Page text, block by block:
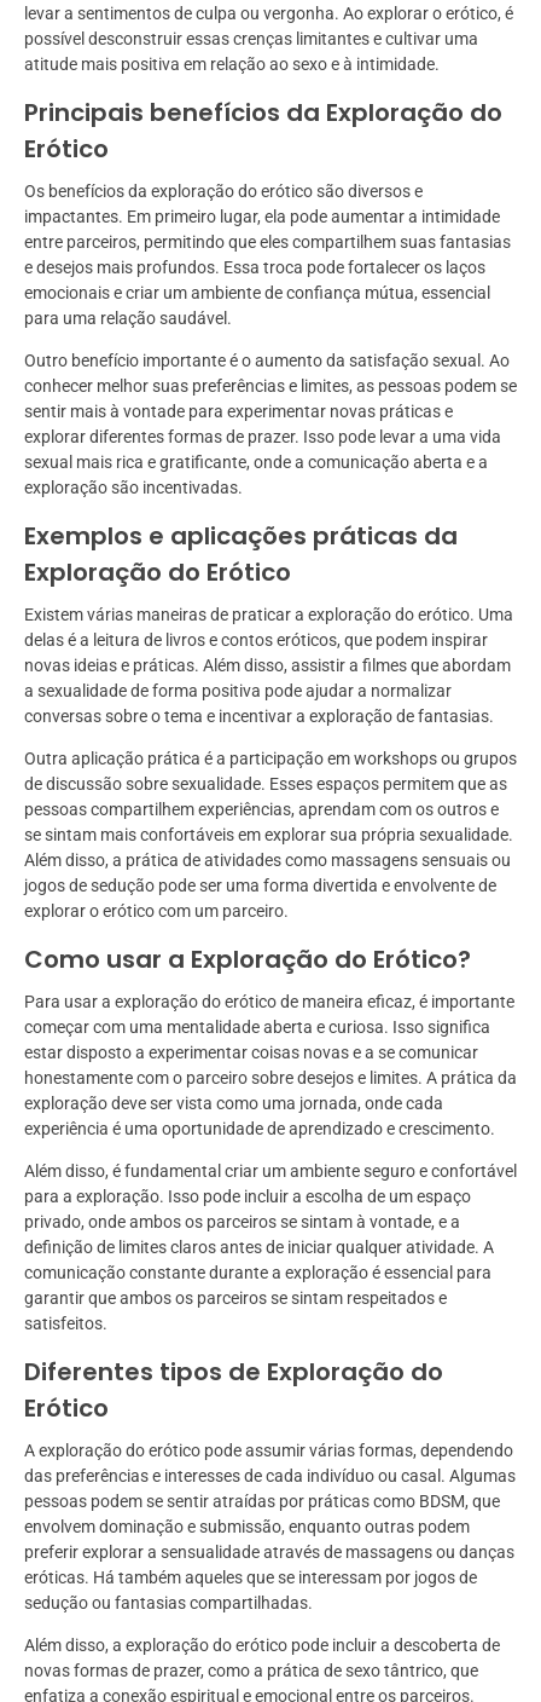
levar a sentimentos de culpa ou vergonha. Ao explorar o erótico, é
possível desconstruir essas crenças limitantes e cultivar uma
atitude mais positiva em relação ao sexo e à intimidade.
Principais benefícios da Exploração do
Erótico
Os benefícios da exploração do erótico são diversos e
impactantes. Em primeiro lugar, ela pode aumentar a intimidade
entre parceiros, permitindo que eles compartilhem suas fantasias
e desejos mais profundos. Essa troca pode fortalecer os laços
emocionais e criar um ambiente de confiança mútua, essencial
para uma relação saudável.
Outro benefício importante é o aumento da satisfação sexual. Ao
conhecer melhor suas preferências e limites, as pessoas podem se
sentir mais à vontade para experimentar novas práticas e
explorar diferentes formas de prazer. Isso pode levar a uma vida
sexual mais rica e gratificante, onde a comunicação aberta e a
exploração são incentivadas.
Exemplos e aplicações práticas da
Exploração do Erótico
Existem várias maneiras de praticar a exploração do erótico. Uma
delas é a leitura de livros e contos eróticos, que podem inspirar
novas ideias e práticas. Além disso, assistir a filmes que abordam
a sexualidade de forma positiva pode ajudar a normalizar
conversas sobre o tema e incentivar a exploração de fantasias.
Outra aplicação prática é a participação em workshops ou grupos
de discussão sobre sexualidade. Esses espaços permitem que as
pessoas compartilhem experiências, aprendam com os outros e
se sintam mais confortáveis em explorar sua própria sexualidade.
Além disso, a prática de atividades como massagens sensuais ou
jogos de sedução pode ser uma forma divertida e envolvente de
explorar o erótico com um parceiro.
Como usar a Exploração do Erótico?
Para usar a exploração do erótico de maneira eficaz, é importante
começar com uma mentalidade aberta e curiosa. Isso significa
estar disposto a experimentar coisas novas e a se comunicar
honestamente com o parceiro sobre desejos e limites. A prática da
exploração deve ser vista como uma jornada, onde cada
experiência é uma oportunidade de aprendizado e crescimento.
Além disso, é fundamental criar um ambiente seguro e confortável
para a exploração. Isso pode incluir a escolha de um espaço
privado, onde ambos os parceiros se sintam à vontade, e a
definição de limites claros antes de iniciar qualquer atividade. A
comunicação constante durante a exploração é essencial para
garantir que ambos os parceiros se sintam respeitados e
satisfeitos.
Diferentes tipos de Exploração do
Erótico
A exploração do erótico pode assumir várias formas, dependendo
das preferências e interesses de cada indivíduo ou casal. Algumas
pessoas podem se sentir atraídas por práticas como BDSM, que
envolvem dominação e submissão, enquanto outras podem
preferir explorar a sensualidade através de massagens ou danças
eróticas. Há também aqueles que se interessam por jogos de
sedução ou fantasias compartilhadas.
Além disso, a exploração do erótico pode incluir a descoberta de
novas formas de prazer, como a prática de sexo tântrico, que
enfatiza a conexão espiritual e emocional entre os parceiros.